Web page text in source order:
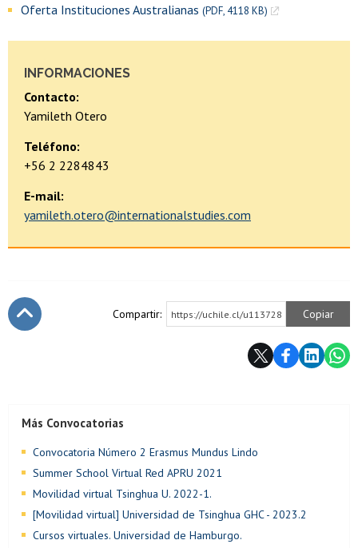
Oferta Instituciones Australianas (PDF, 4118 KB)
INFORMACIONES
Contacto:
Yamileth Otero
Teléfono:
+56 2 2284843
E-mail:
yamileth.otero@internationalstudies.com
Compartir: https://uchile.cl/u113728 Copiar
Más Convocatorias
Convocatoria Número 2 Erasmus Mundus Lindo
Summer School Virtual Red APRU 2021
Movilidad virtual Tsinghua U. 2022-1.
[Movilidad virtual] Universidad de Tsinghua GHC - 2023.2
Cursos virtuales. Universidad de Hamburgo.